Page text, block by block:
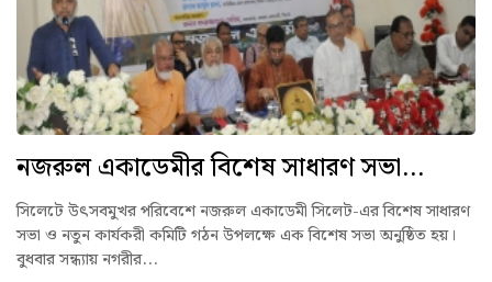
নজরুল একাডেমীর বিশেষ সাধারণ সভা...
সিলেটে উৎসবমুখর পরিবেশে নজরুল একাডেমী সিলেট-এর বিশেষ সাধারণ
সভা ও নতুন কার্যকরী কমিটি গঠন উপলক্ষে এক বিশেষ সভা অনুষ্ঠিত হয়।
বুধবার সন্ধ্যায় নগরীর...